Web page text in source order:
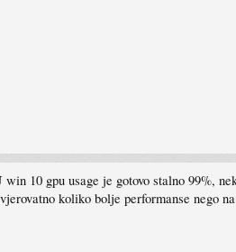
10 gpu usage je gotovo stalno 99%,
koliko bolje performanse nego